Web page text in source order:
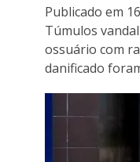
Publicado em
Túmulos
ossuário com
danificado